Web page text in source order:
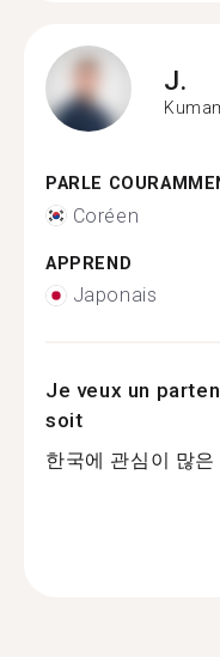
J.
PARLE
Coréen
APPREND
Japonais
Je veux un
soit
한국에 관심이 많은